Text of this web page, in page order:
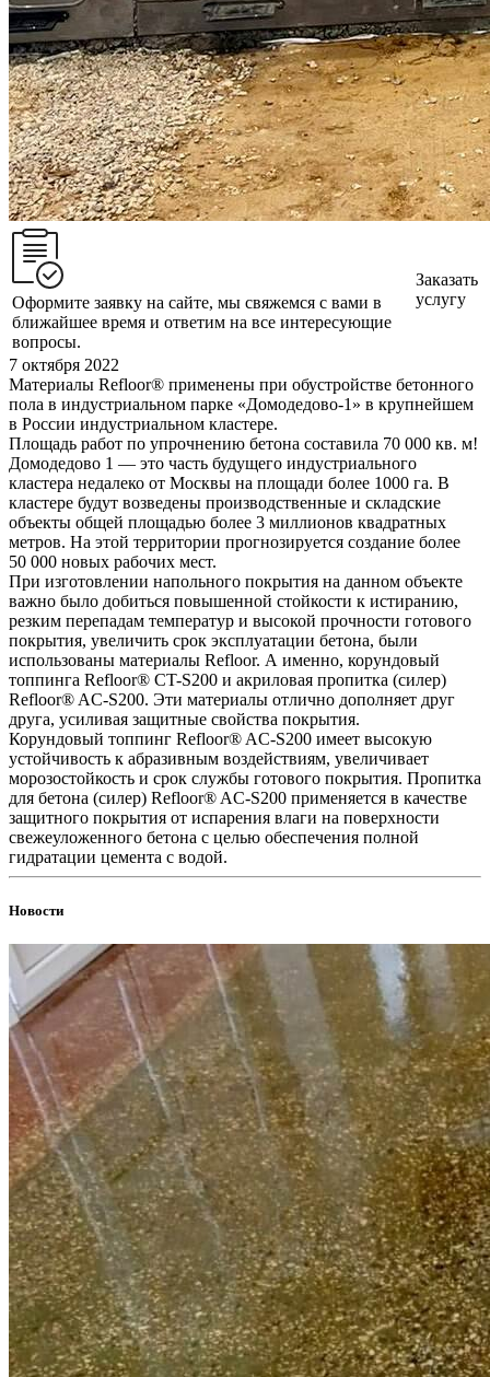
Оформите заявку на сайте, мы свяжемся с вами в
ближайшее время и ответим на все интересующие
вопросы.
Заказать
услугу
7 октября 2022
Материалы Refloor®️ применены при обустройстве бетонного
пола в индустриальном парке «Домодедово-1» в крупнейшем
в России индустриальном кластере.
Площадь работ по упрочнению бетона составила 70 000 кв. м!
Домодедово 1 — это часть будущего индустриального
кластера недалеко от Москвы на площади более 1000 га. В
кластере будут возведены производственные и складские
объекты общей площадью более 3 миллионов квадратных
метров. На этой территории прогнозируется создание более
50 000 новых рабочих мест.
При изготовлении напольного покрытия на данном объекте
важно было добиться повышенной стойкости к истиранию,
резким перепадам температур и высокой прочности готового
покрытия, увеличить срок эксплуатации бетона, были
использованы материалы Refloor. А именно, корундовый
топпинга Refloor®️ CT-S200 и акриловая пропитка (силер)
Refloor®️ AC-S200. Эти материалы отлично дополняет друг
друга, усиливая защитные свойства покрытия.
Корундовый топпинг Refloor®️ AC-S200 имеет высокую
устойчивость к абразивным воздействиям, увеличивает
морозостойкость и срок службы готового покрытия. Пропитка
для бетона (силер) Refloor®️ AC-S200 применяется в качестве
защитного покрытия от испарения влаги на поверхности
свежеуложенного бетона с целью обеспечения полной
гидратации цемента с водой.
Новости